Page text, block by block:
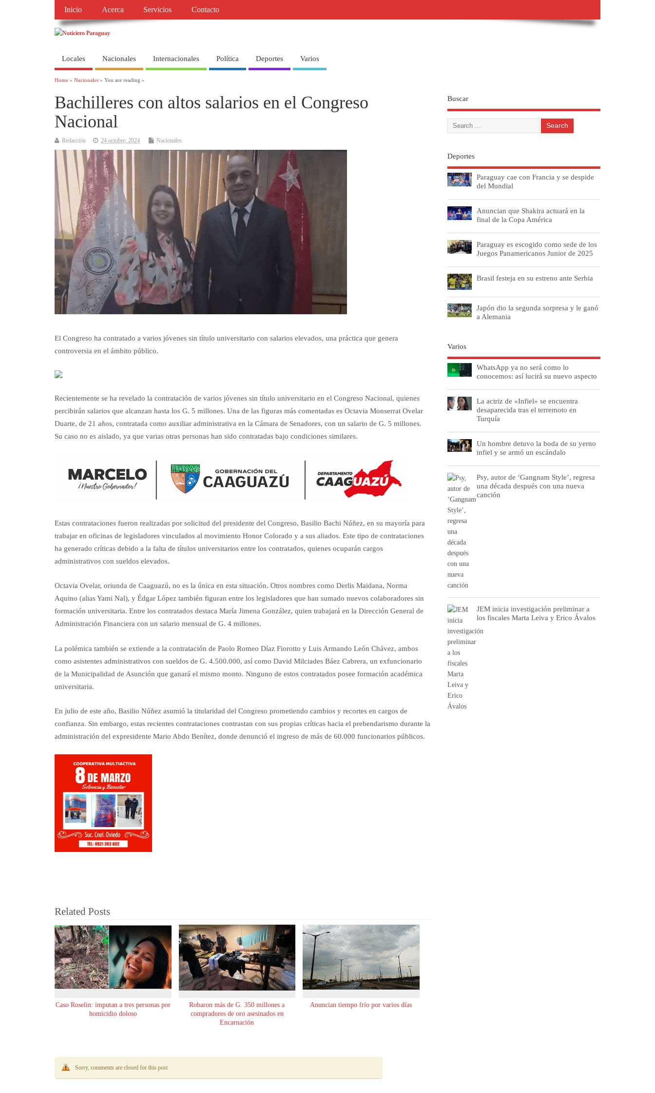
Inicio Acerca Servicios Contacto
Locales Nacionales Internacionales Política Deportes Varios
Home » Nacionales » You are reading »
Bachilleres con altos salarios en el Congreso
Nacional
Redacción 24 octubre, 2024 Nacionales
El Congreso ha contratado a varios jóvenes sin título universitario con salarios elevados, una práctica que genera
controversia en el ámbito público.
Recientemente se ha revelado la contratación de varios jóvenes sin título universitario en el Congreso Nacional, quienes
percibirán salarios que alcanzan hasta los G. 5 millones. Una de las figuras más comentadas es Octavia Monserrat Ovelar
Duarte, de 21 años, contratada como auxiliar administrativa en la Cámara de Senadores, con un salario de G. 5 millones.
Su caso no es aislado, ya que varias otras personas han sido contratadas bajo condiciones similares.
Estas contrataciones fueron realizadas por solicitud del presidente del Congreso, Basilio Bachi Núñez, en su mayoría para
trabajar en oficinas de legisladores vinculados al movimiento Honor Colorado y a sus aliados. Este tipo de contrataciones
ha generado críticas debido a la falta de títulos universitarios entre los contratados, quienes ocuparán cargos
administrativos con sueldos elevados.
Octavia Ovelar, oriunda de Caaguazú, no es la única en esta situación. Otros nombres como Derlis Maidana, Norma
Aquino (alias Yami Nal), y Édgar López también figuran entre los legisladores que han sumado nuevos colaboradores sin
formación universitaria. Entre los contratados destaca María Jimena González, quien trabajará en la Dirección General de
Administración Financiera con un salario mensual de G. 4 millones.
La polémica también se extiende a la contratación de Paolo Romeo Díaz Fiorotto y Luis Armando León Chávez, ambos
como asistentes administrativos con sueldos de G. 4.500.000, así como David Milciades Báez Cabrera, un exfuncionario
de la Municipalidad de Asunción que ganará el mismo monto. Ninguno de estos contratados posee formación académica
universitaria.
En julio de este año, Basilio Núñez asumió la titularidad del Congreso prometiendo cambios y recortes en cargos de
confianza. Sin embargo, estas recientes contrataciones contrastan con sus propias críticas hacia el prebendarismo durante la
administración del expresidente Mario Abdo Benítez, donde denunció el ingreso de más de 60.000 funcionarios públicos.
Related Posts
Caso Roselin: imputan a tres personas por
homicidio doloso
Robaron más de G. 350 millones a
compradores de oro asesinados en
Encarnación
Anuncian tiempo frío por varios días
Sorry, comments are closed for this post
Buscar
Deportes
Paraguay cae con Francia y se despide
del Mundial
Anuncian que Shakira actuará en la
final de la Copa América
Paraguay es escogido como sede de los
Juegos Panamericanos Junior de 2025
Brasil festeja en su estreno ante Serbia
Japón dio la segunda sorpresa y le ganó
a Alemania
Varios
WhatsApp ya no será como lo
conocemos: así lucirá su nuevo aspecto
La actriz de «Infiel» se encuentra
desaparecida tras el terremoto en
Turquía
Un hombre detuvo la boda de su yerno
infiel y se armó un escándalo
Psy, autor de ‘Gangnam Style’, regresa
una década después con una nueva
canción
JEM inicia investigación preliminar a
los fiscales Marta Leiva y Erico Ávalos